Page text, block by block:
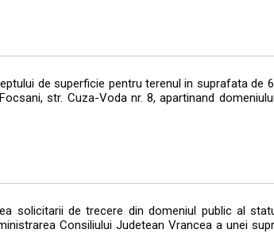
de superficie pentru terenul in suprafata de
str. Cuza-Voda nr. 8, apartinand
solicitarii de trecere din domeniul public al
Consiliului Judetean Vrancea a unei